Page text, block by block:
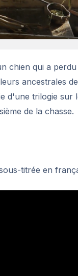
chien qui a
ancestrales
d'une trilogie sur
de la chasse.
titrée en